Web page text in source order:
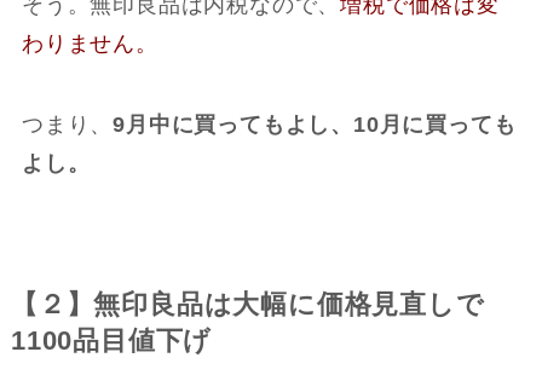
わりません。
つまり、9月中に買ってもよし、10月に買っても
よし。
【２】無印良品は大幅に価格見直しで
1100品目値下げ